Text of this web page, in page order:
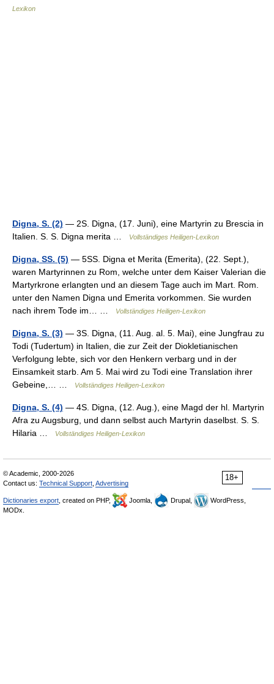
Lexikon
Digna, S. (2) — 2S. Digna, (17. Juni), eine Martyrin zu Brescia in
Italien. S. S. Digna merita …
Vollständiges Heiligen-Lexikon
Digna, SS. (5) — 5SS. Digna et Merita (Emerita), (22. Sept.),
waren Martyrinnen zu Rom, welche unter dem Kaiser Valerian die
Martyrkrone erlangten und an diesem Tage auch im Mart. Rom.
unter den Namen Digna und Emerita vorkommen. Sie wurden
nach ihrem Tode im… …
Vollständiges Heiligen-Lexikon
Digna, S. (3) — 3S. Digna, (11. Aug. al. 5. Mai), eine Jungfrau zu
Todi (Tudertum) in Italien, die zur Zeit der Diokletianischen
Verfolgung lebte, sich vor den Henkern verbarg und in der
Einsamkeit starb. Am 5. Mai wird zu Todi eine Translation ihrer
Gebeine,… …
Vollständiges Heiligen-Lexikon
Digna, S. (4) — 4S. Digna, (12. Aug.), eine Magd der hl. Martyrin
Afra zu Augsburg, und dann selbst auch Martyrin daselbst. S. S.
Hilaria …
Vollständiges Heiligen-Lexikon
18+
© Academic, 2000-2026
Contact us: Technical Support Advertising
Dictionaries export , created on PHP, Joomla, Drupal,
WordPress,
MODx.